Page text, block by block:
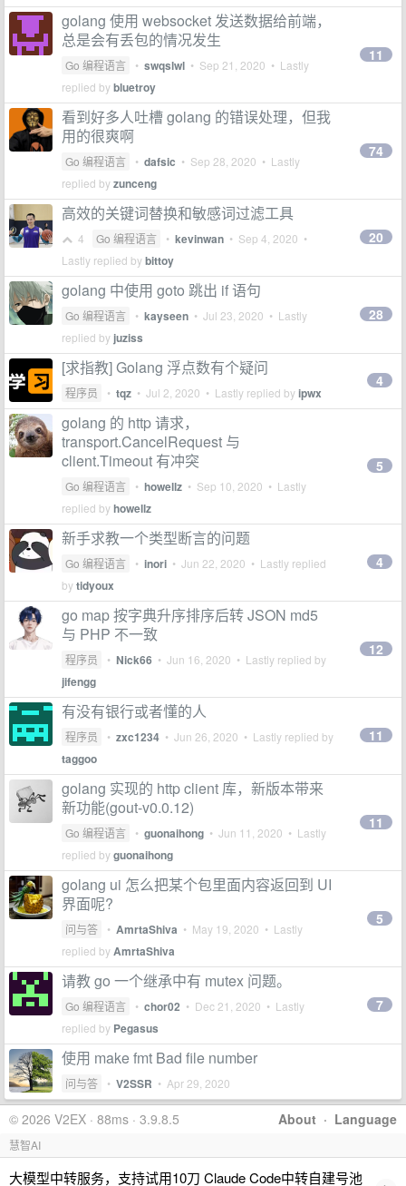
golang 使用 websocket 发送数据给前端，
总是会有丢包的情况发生
Go 编程语言 • swqslwl • Sep 21, 2020 • Lastly
replied bybluetroy
11
看到好多人吐槽 golang 的错误处理，但我
用的很爽啊
Go 编程语言 • dafsic • Sep 28, 2020 • Lastly
replied byzunceng
74
高效的关键词替换和敏感词过滤工具
4 Go 编程语言 • kevinwan • Sep 4, 2020 •
Lastly replied bybittoy
20
golang 中使用 goto 跳出 if 语句
Go 编程语言 • kayseen • Jul 23, 2020 • Lastly
replied by juziss
28
[求指教] Golang 浮点数有个疑问
程序员 • tqz • Jul 2, 2020 • Lastly replied byipwx
4
golang 的 http 请求，
transport.CancelRequest 与
client.Timeout 有冲突
Go 编程语言 • howellz • Sep 10, 2020 • Lastly
replied byhowellz
5
新手求教一个类型断言的问题
Go 编程语言 • inori • Jun 22, 2020 • Lastly replied
bytidyoux
4
go map 按字典升序排序后转 JSON md5
与 PHP 不一致
程序员 • Nick66 • Jun 16, 2020 • Lastly replied by
jifengg
12
有没有银行或者懂的人
程序员 • zxc1234 • Jun 26, 2020 • Lastly replied by
taggoo
11
golang 实现的 http client 库，新版本带来
新功能(gout-v0.0.12)
Go 编程语言 • guonaihong • Jun 11, 2020 • Lastly
replied byguonaihong
11
golang ui 怎么把某个包里面内容返回到 UI
界面呢?
问与答 • AmrtaShiva • May 19, 2020 • Lastly
replied byAmrtaShiva
5
请教 go 一个继承中有 mutex 问题。
Go 编程语言 • chor02 • Dec 21, 2020 • Lastly
replied by Pegasus
7
使用 make fmt Bad file number
问与答 • V2SSR • Apr 29, 2020
About · Language
© 2026 V2EX · 88ms · 3.9.8.5
慧智AI
大模型中转服务，支持试用10刀 Claude Code中转自建号池